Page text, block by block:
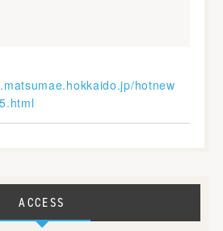
hotnew
ACCESS